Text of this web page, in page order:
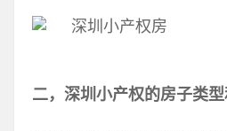
二，深圳小产权的房子类